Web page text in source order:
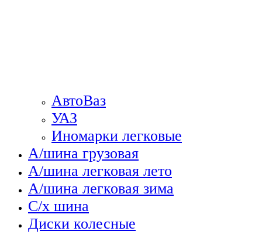
АвтоВаз
УАЗ
Иномарки легковые
А/шина грузовая
А/шина легковая лето
А/шина легковая зима
С/х шина
Диски колесные